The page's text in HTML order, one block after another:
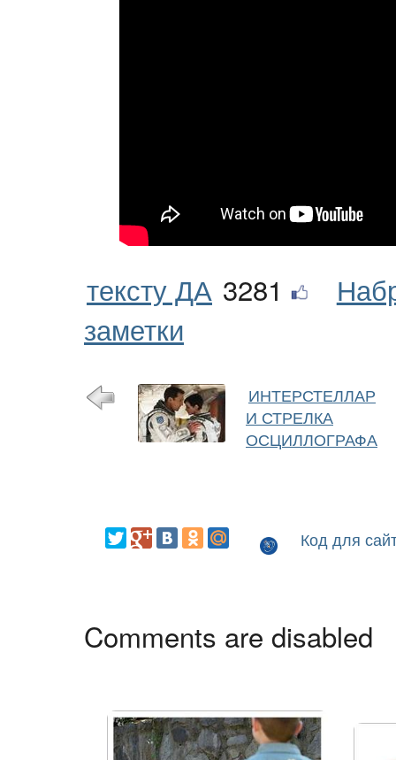
тексту ДА 3281
заметки
ИНТЕРСТЕЛЛАР
И СТРЕЛКА
ОСЦИЛЛОГРАФА
Код для
Comments are disabled